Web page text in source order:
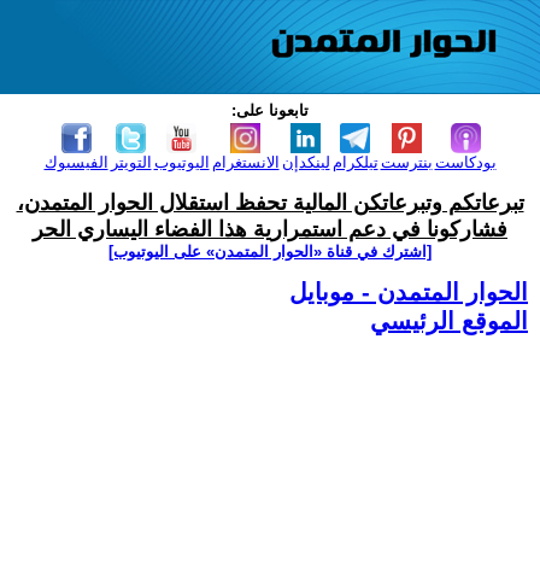
تابعونا على:
الفيسبوك التويتر اليوتيوب الانستغرام لينكدإن تيلكرامبنترست بودكاست
تبرعاتكم وتبرعاتكن المالية تحفظ استقلال الحوار المتمدن،
فشاركونا في دعم استمرارية هذا الفضاء اليساري الحر
[اشترك في قناة ‫«الحوار المتمدن» على اليوتيوب]
الحوار المتمدن - موبايل
الموقع الرئيسي